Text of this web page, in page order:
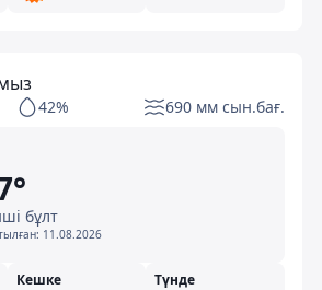
42% 690 мм сын.бағ.
бұлт
11.08.2026
Кешке Түнде